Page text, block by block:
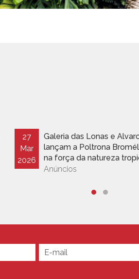
27
Mar
2026
Galeria das Lonas e
lançam a Poltrona
na força da natureza
Anúncios